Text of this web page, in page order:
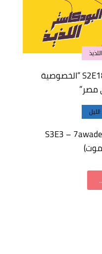
S2E18 – Ep: 18 – Season 2 “الخصوصية
مصر”
S3E3 –